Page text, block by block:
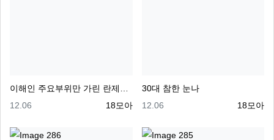
등록자
18모아
등록일
12.06
30대 참한 눈나
등록자
18모아
등록일
12.06